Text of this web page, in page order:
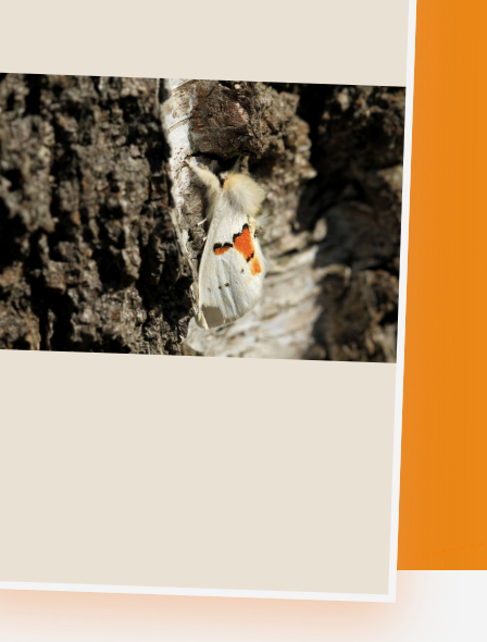
Tweekleurige
tandvlinder
LEUCODONTA
BICOLORIA
Ga direct naar
Verspreiding
Levenscyclus
Herkenning